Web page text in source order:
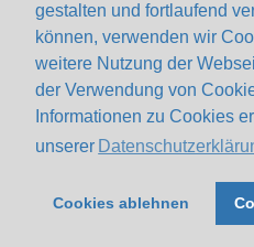
gestalten und fortlaufend
können, verwenden wir
weitere Nutzung der
der Verwendung von
Informationen zu Cookies
unserer
Cookies ablehnen
Impressum
Konfiguration